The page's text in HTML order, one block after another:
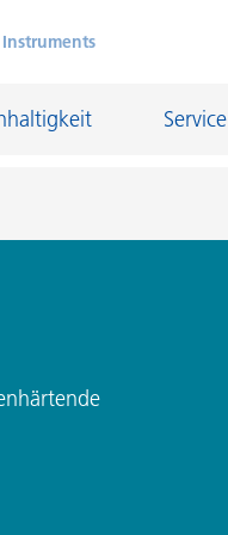
Instruments
Service
Maler- und Bautenlacke